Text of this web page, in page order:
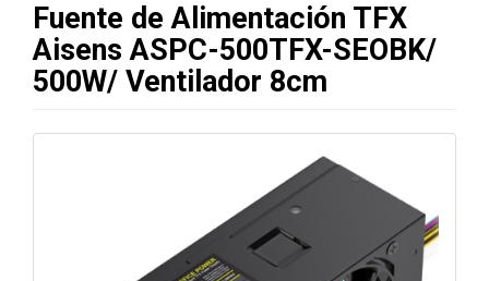
Fuente de Alimentación TFX
Aisens ASPC-500TFX-SEOBK/
500W/ Ventilador 8cm